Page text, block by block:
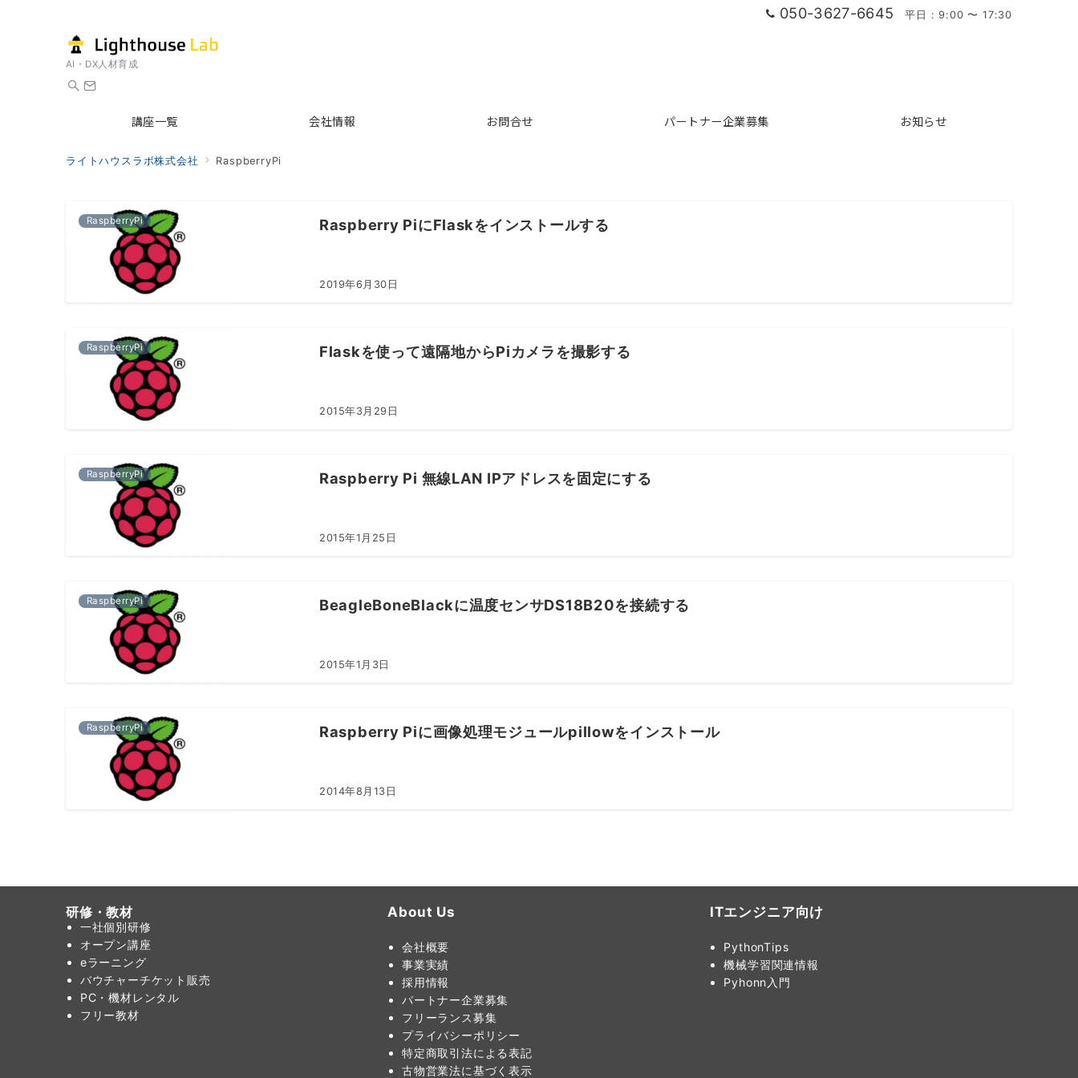
050-3627-6645 平日 : 9:00 〜 17:30
AI・DX人材育成
講座一覧 会社情報 お問合せ パートナー企業募集 お知らせ
ライトハウスラボ株式会社 RaspberryPi
RaspberryPi Raspberry PiにFlaskをインストールする
2019年6月30日
RaspberryPi Flaskを使って遠隔地からPiカメラを撮影する
2015年3月29日
RaspberryPi Raspberry Pi 無線LAN IPアドレスを固定にする
2015年1月25日
RaspberryPi BeagleBoneBlackに温度センサDS18B20を接続する
2015年1月3日
RaspberryPi Raspberry Piに画像処理モジュールpillowをインストール
2014年8月13日
研修・教材
一社個別研修
オープン講座
eラーニング
バウチャーチケット販売
PC・機材レンタル
フリー教材
About Us
会社概要
事業実績
採用情報
パートナー企業募集
フリーランス募集
プライバシーポリシー
特定商取引法による表記
古物営業法に基づく表示
ITエンジニア向け
PythonTips
機械学習関連情報
Pyhonn入門